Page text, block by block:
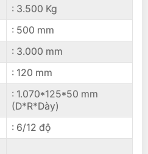
: 3.500 Kg
: 500 mm
: 3.000 mm
: 120 mm
: 1.070*125*50 mm
(D*R*Dày)
: 6/12 độ